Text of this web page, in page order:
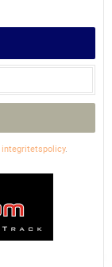
integritetspolicy.